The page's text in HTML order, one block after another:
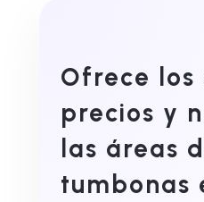
Ofrece los
precios y
las áreas
tumbonas